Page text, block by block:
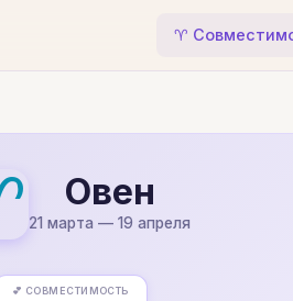
♈
Овен
21 марта — 19 апреля
💕 СОВМЕСТИМОСТЬ